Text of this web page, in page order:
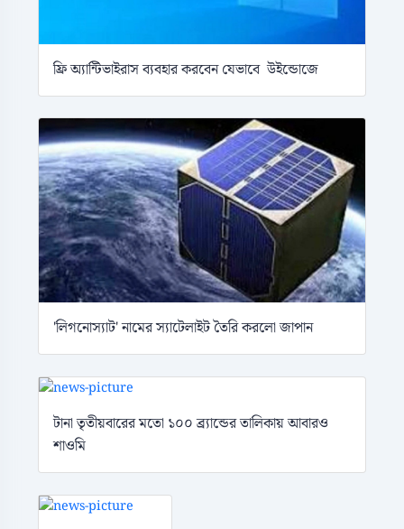
ফ্রি অ্যান্টিভাইরাস ব্যবহার করবেন যেভাবে উইন্ডোজে
'লিগনোস্যাট' নামের স্যাটেলাইট তৈরি করলো জাপান
টানা তৃতীয়বারের মতো ১০০ ব্র্যান্ডের তালিকায় আবারও
শাওমি